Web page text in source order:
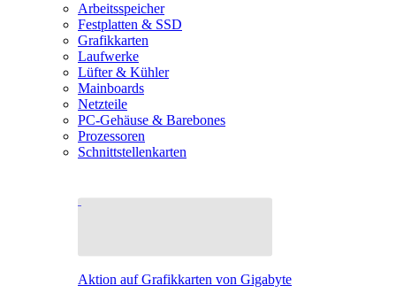
Arbeitsspeicher
Festplatten & SSD
Grafikkarten
Laufwerke
Lüfter & Kühler
Mainboards
Netzteile
PC-Gehäuse & Barebones
Prozessoren
Schnittstellenkarten
Aktion auf Grafikkarten von Gigabyte